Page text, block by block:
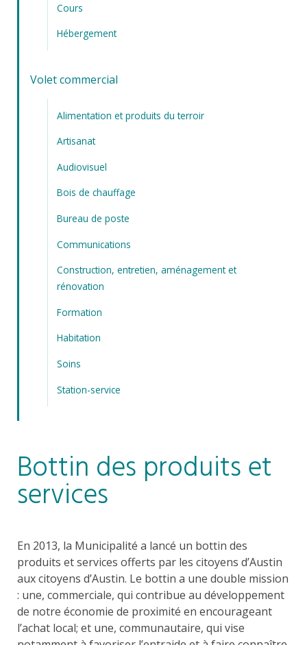
Cours
Hébergement
Volet commercial
Alimentation et produits du terroir
Artisanat
Audiovisuel
Bois de chauffage
Bureau de poste
Communications
Construction, entretien, aménagement et
rénovation
Formation
Habitation
Soins
Station-service
Bottin des produits et
services
En 2013, la Municipalité a lancé un bottin des
produits et services offerts par les citoyens d’Austin
aux citoyens d’Austin. Le bottin a une double mission
: une, commerciale, qui contribue au développement
de notre économie de proximité en encourageant
l’achat local; et une, communautaire, qui vise